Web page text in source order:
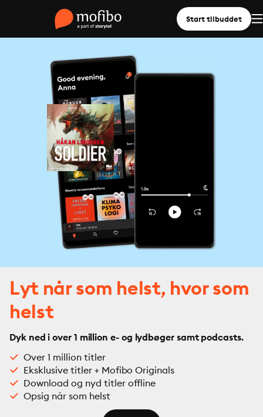
Start tilbuddet
Lyt når som helst, hvor som
helst
Dyk ned i over 1 million e- og lydbøger samt podcasts.
Over 1 million titler
Eksklusive titler + Mofibo Originals
Download og nyd titler offline
Opsig når som helst